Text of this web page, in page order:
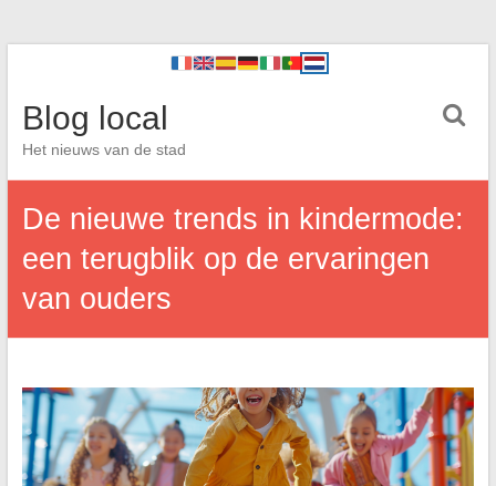
Blog local
Het nieuws van de stad
De nieuwe trends in kindermode:
een terugblik op de ervaringen
van ouders